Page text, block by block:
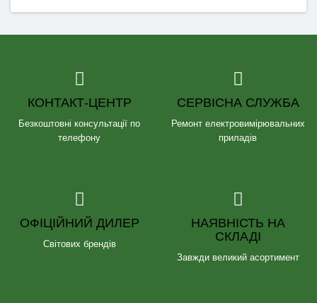
КОНТАКТ-ЦЕНТР
Безкоштовні консультації по
телефону
СЕРВІСНА СЛУЖБА
Ремонт електровимірювальних
приладів
ОФІЦІЙНИЙ ДИЛЕР
Світових брендів
НАЯВНІСТЬ НА
СКЛАДІ
Завжди великий асортимент